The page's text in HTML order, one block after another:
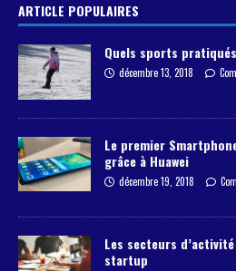
ARTICLE POPULAIRES
Quels sports
décembre 13, 2018
Le premier
grâce à Huawei
décembre 19, 2018
Les secteurs
startup